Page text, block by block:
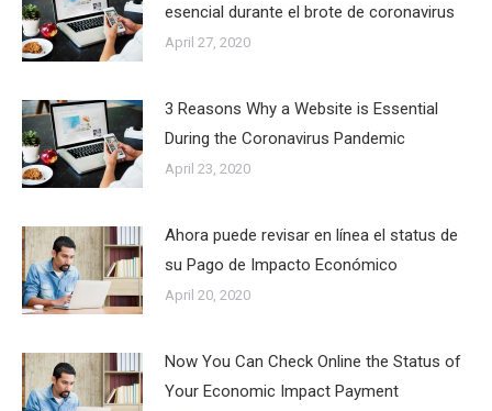
esencial durante el brote de coronavirus
April 27, 2020
3 Reasons Why a Website is Essential
During the Coronavirus Pandemic
April 23, 2020
Ahora puede revisar en línea el status de
su Pago de Impacto Económico
April 20, 2020
Now You Can Check Online the Status of
Your Economic Impact Payment